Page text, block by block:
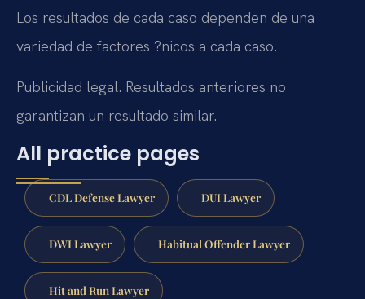
Los resultados de cada caso dependen de una
variedad de factores ?nicos a cada caso.
Publicidad legal. Resultados anteriores no
garantizan un resultado similar.
All practice pages
CDL Defense Lawyer DUI Lawyer
DWI Lawyer Habitual Offender Lawyer
Hit and Run Lawyer